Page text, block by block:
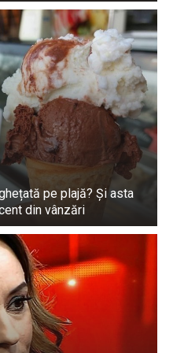
se dezvoltă cel mai
apă. Acest lucru
zmeură, afine, cireșe
ne plac cel mai mult.
pe plajă? Și asta
din vânzări